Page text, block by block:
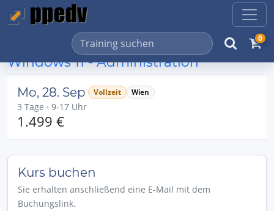
0
Windows 11 - Administration
Mo, 28. Sep Vollzeit Wien
3 Tage · 9-17 Uhr
1.499 €
Kurs buchen
Sie erhalten anschließend eine E-Mail mit dem
Buchungslink.